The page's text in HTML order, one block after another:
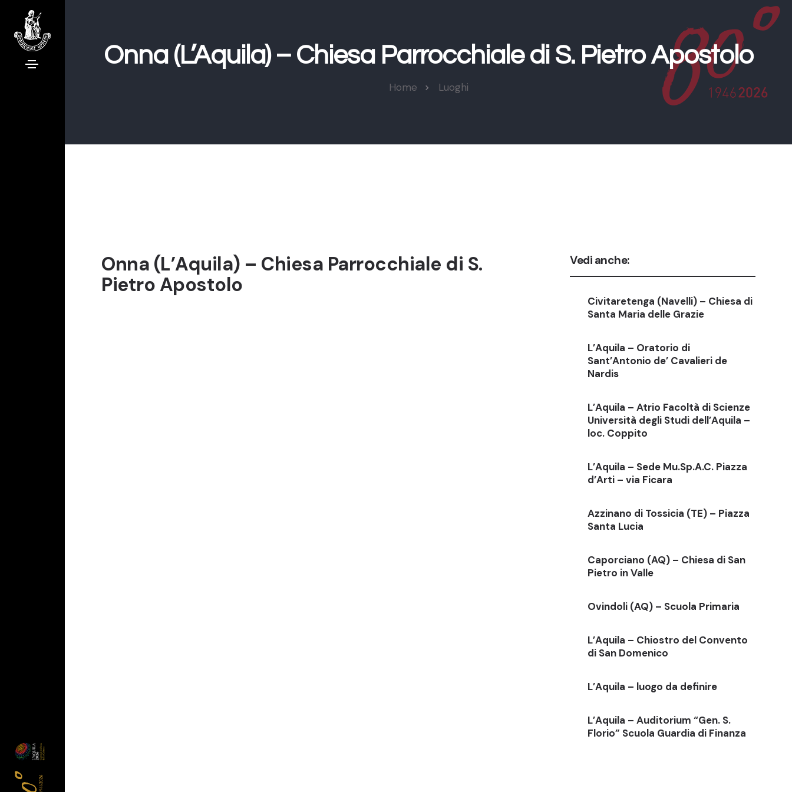
Onna (L’Aquila) – Chiesa Parrocchiale di S. Pietro Apostolo
Home Luoghi
Onna (L’Aquila) – Chiesa Parrocchiale di S.
Pietro Apostolo
Vedi anche:
Civitaretenga (Navelli) – Chiesa di
Santa Maria delle Grazie
L’Aquila – Oratorio di
Sant’Antonio de’ Cavalieri de
Nardis
L’Aquila – Atrio Facoltà di Scienze
Università degli Studi dell’Aquila –
loc. Coppito
L’Aquila – Sede Mu.Sp.A.C. Piazza
d’Arti – via Ficara
Azzinano di Tossicia (TE) – Piazza
Santa Lucia
Caporciano (AQ) – Chiesa di San
Pietro in Valle
Ovindoli (AQ) – Scuola Primaria
L’Aquila – Chiostro del Convento
di San Domenico
L’Aquila – luogo da definire
L’Aquila – Auditorium “Gen. S.
Florio” Scuola Guardia di Finanza